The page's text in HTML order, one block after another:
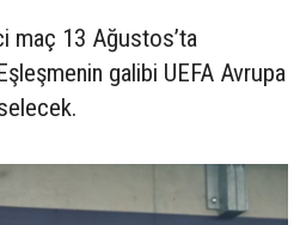
maç 13 Ağustos’ta
galibi UEFA Avrupa